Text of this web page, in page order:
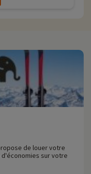
de louer votre
d'économies sur votre